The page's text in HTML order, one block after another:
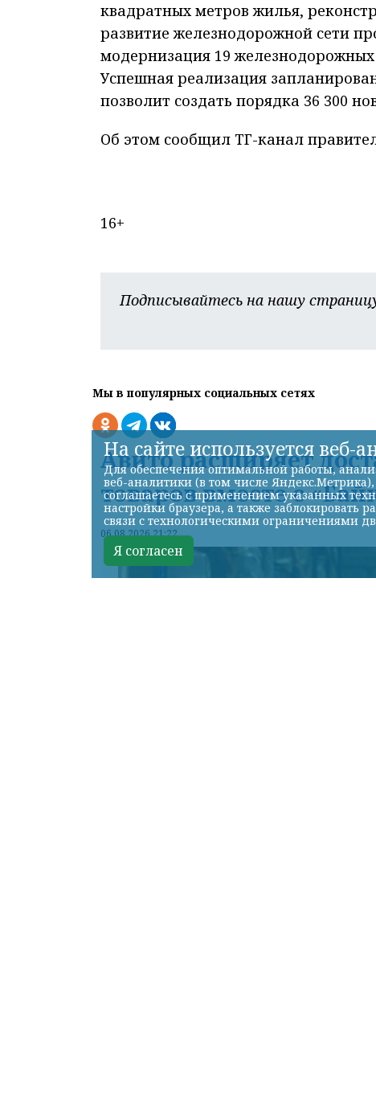
квадратных метров жилья,
развитие железнодорожной сети
модернизация 19 железнодорожных
Успешная реализация
позволит создать порядка 36 300
Об этом сообщил ТГ-канал
16+
Подписывайтесь на нашу
Мы в популярных социальных сетях
Авито расширяет
товаров вместе с
06.08.2026 21:22
На сайте используется веб-
Для обеспечения оптимальной работы,
веб-аналитики (в том числе
соглашаетесь с применением указанных
настройки браузера, а также
связи с технологическими ограничениями
Я согласен